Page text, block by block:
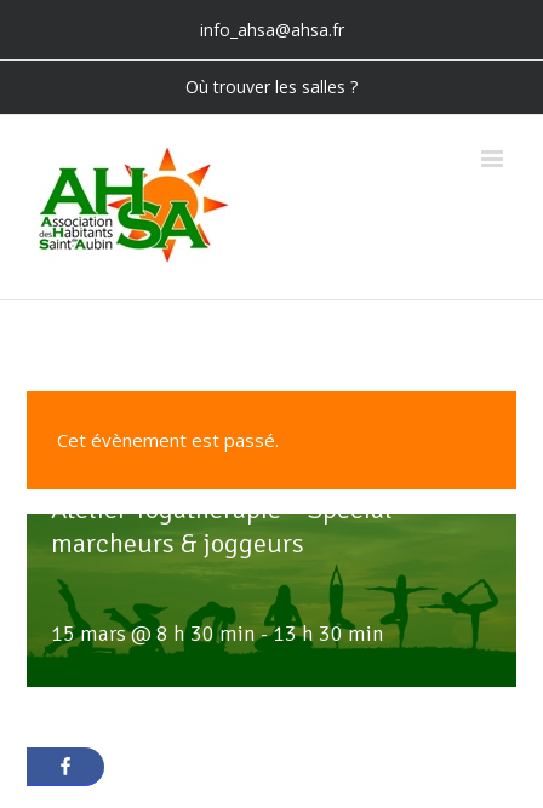
info_ahsa@ahsa.fr
Où trouver les salles ?
Cet évènement est passé.
Atelier Yogathérapie – Spécial
marcheurs & joggeurs
15 mars @ 8 h 30 min-13 h 30 min